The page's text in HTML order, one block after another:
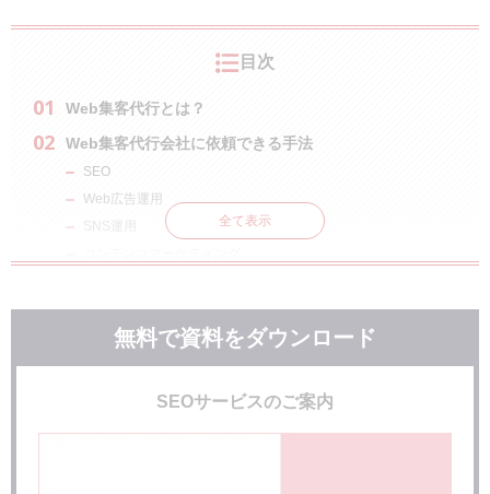
目次
Web集客代行とは？
Web集客代行会社に依頼できる手法
SEO
Web広告運用
SNS運用
注力すべき業務に集中できる
費用が発生する
社内にノウハウが蓄積しにくい
全て表示
無料で資料をダウンロード
SEOサービスのご案内